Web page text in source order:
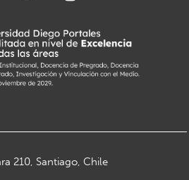
210, Santiago, Chile